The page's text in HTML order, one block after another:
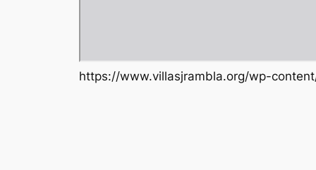
https://www.villasjrambla.org/wp-